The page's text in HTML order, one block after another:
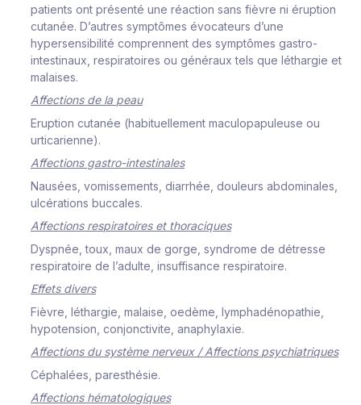
patients ont présenté une réaction sans fièvre ni éruption
cutanée. D’autres symptômes évocateurs d’une
hypersensibilité comprennent des symptômes gastro-
intestinaux respiratoires ou généraux tels que léthargie et
malaises.
Affections de la peau
Eruption cutanée (habituellement maculopapuleuse ou
urticarienne).
Affections gastro-intestinales
Nausées, vomissements, diarrhée, douleurs abdominales
ulcérations buccales.
Affections respiratoires et thoraciques
Dyspnée, toux , maux de gorge, syndrome de détresse
respiratoire de l’adulte, insuffisance respiratoire.
Effets divers
Fièvre, léthargie, malaise oedème, lymphadénopathie,
hypotension, conjonctivite, anaphylaxie.
Affections du système nerveux / Affections psychiatriques
Céphalées, paresthésie.
Affections hématologiques